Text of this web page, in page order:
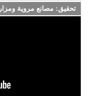
تحقيق: مصانع مروية